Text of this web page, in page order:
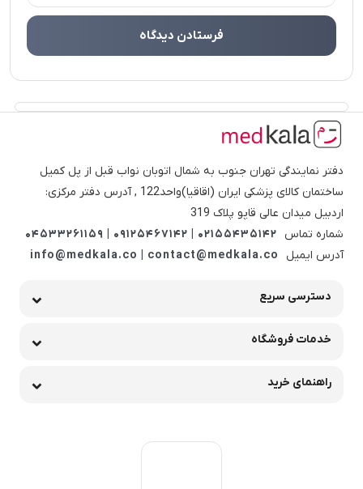
دفتر نمایندگی تهران جنوب به شمال اتوبان نواب قبل از پل کمیل
ساختمان کالای پزشکی ایران (اقاقیا)واحد122 , آدرس دفتر مرکزی:
اردبیل میدان عالی قاپو پلاک 319
شماره تماس 02155435142 | 09125467142 | 04533261159
آدرس ایمیل
info@medkala.co | contact@medkala.co
دسترسی سریع
خدمات فروشگاه
راهنمای خرید